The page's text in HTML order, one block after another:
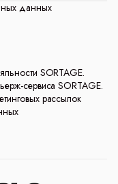
данных
SORTAGE.
сервиса SORTAGE.
рассылок